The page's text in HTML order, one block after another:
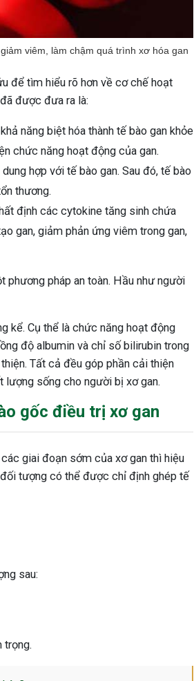
viêm, làm chậm quá trình xơ hóa gan
để tìm hiểu rõ hơn về cơ chế hoạt
được đưa ra là:
năng biệt hóa thành tế bào gan khỏe
chức năng hoạt động của gan.
hợp với tế bào gan. Sau đó, tế bào
thương.
định các cytokine tăng sinh chứa
gan, giảm phản ứng viêm trong gan,
phương pháp an toàn. Hầu như người
kể. Cụ thể là chức năng hoạt động
độ albumin và chỉ số bilirubin trong
Tất cả đều góp phần cải thiện
lượng sống cho người bị xơ gan.
gốc điều trị xơ gan
giai đoạn sớm của xơ gan thì hiệu
tượng có thể được chỉ định ghép tế
sau:
trọng.